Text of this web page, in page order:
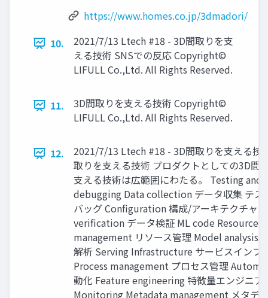
https://www.homes.co.jp/3dmadori/
10.
2021/7/13 Ltech #18 - 3D間取りを支
える技術 SNSでの反応 Copyright©
LIFULL Co.,Ltd. All Rights Reserved.
11.
3D間取りを支える技術 Copyright©
LIFULL Co.,Ltd. All Rights Reserved.
12.
2021/7/13 Ltech #18 - 3D間取りを支える技
取りを支える技術 プロダクトとしての3D間
支える技術は広範囲にわたる。 Testing and
debugging Data collection データ収集 テス
バッグ Configuration 構成/アーキテクチャ
verification データ検証 ML code Resource
management リソース管理 Model analysis
解析 Serving Infrastructure サービスインフ
Process management プロセス管理
動化 Feature engineering 特徴量エンジニア
Monitoring Metadata management メタデ